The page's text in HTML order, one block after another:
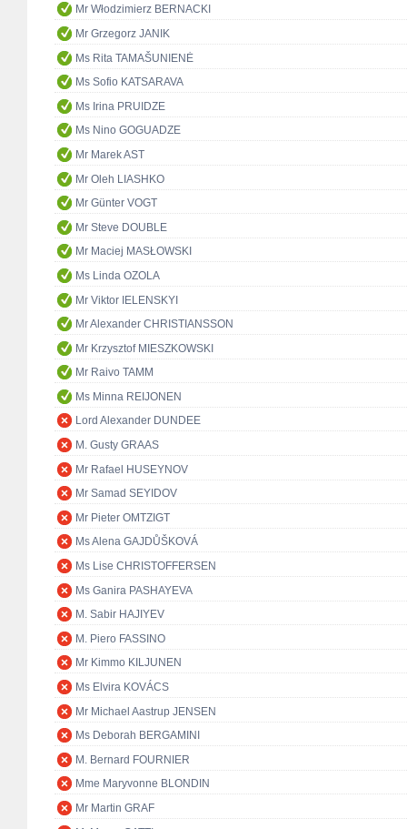
Mr Włodzimierz BERNACKI
Mr Grzegorz JANIK
Ms Rita TAMAŠUNIENĖ
Ms Sofio KATSARAVA
Ms Irina PRUIDZE
Ms Nino GOGUADZE
Mr Marek AST
Mr Oleh LIASHKO
Mr Günter VOGT
Mr Steve DOUBLE
Mr Maciej MASŁOWSKI
Ms Linda OZOLA
Mr Viktor IELENSKYI
Mr Alexander CHRISTIANSSON
Mr Krzysztof MIESZKOWSKI
Mr Raivo TAMM
Ms Minna REIJONEN
Lord Alexander DUNDEE
M. Gusty GRAAS
Mr Rafael HUSEYNOV
Mr Samad SEYIDOV
Mr Pieter OMTZIGT
Ms Alena GAJDŮŠKOVÁ
Ms Lise CHRISTOFFERSEN
Ms Ganira PASHAYEVA
M. Sabir HAJIYEV
M. Piero FASSINO
Mr Kimmo KILJUNEN
Ms Elvira KOVÁCS
Mr Michael Aastrup JENSEN
Ms Deborah BERGAMINI
M. Bernard FOURNIER
Mme Maryvonne BLONDIN
Mr Martin GRAF